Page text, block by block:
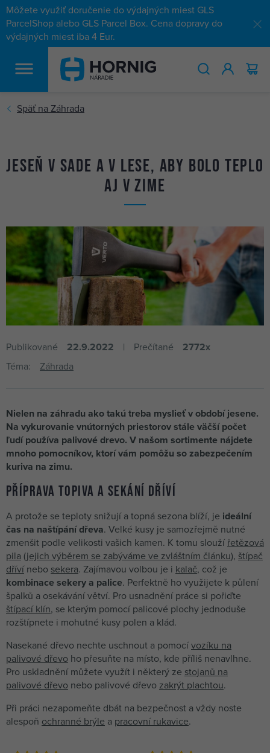
Môžete využiť doručenie do výdajných miest GLS
ParcelShop alebo GLS Parcel Box. Cena dopravy do
výdajných miest iba 4 Eur.
HĽADAŤ
Jeseň v sade a v lese, aby bolo teplo
aj v zime
Publikované 22.9.2022 Prečítané
2772x
Téma:
Záhrada
Nielen na záhradu ako takú treba myslieť v období jesene.
Na vykurovanie vnútorných priestorov stále väčší počet
ľudí používa palivové drevo. V našom sortimente nájdete
mnoho pomocníkov, ktorí vám pomôžu so zabezpečením
kuriva na zimu.
Příprava topiva a sekání dříví
A protože se teploty snižují a topná sezona blíží, je ideální
čas na naštípání dřeva. Velké kusy je samozřejmě nutné
zmenšit podle velikosti vašich kamen. K tomu slouží řetězová
pila (jejich výběrem se zabýváme ve zvláštním článku), štípač
dříví nebo sekera. Zajímavou volbou je i kalač, což je
kombinace sekery a palice. Perfektně ho využijete k půlení
špalků a osekávání větví. Pro usnadnění práce si pořiďte
štípací klín, se kterým pomocí palicové plochy jednoduše
rozštípnete i mohutné kusy polen a klád.
Nasekané dřevo nechte uschnout a pomocí vozíku na
palivové dřevo ho přesuňte na místo, kde příliš nenavlhne.
Pro uskladnění můžete využít i některý ze stojanů na
palivové dřevo nebo palivové dřevo zakrýt plachtou.
Při práci nezapomeňte dbát na bezpečnost a vždy noste
alespoň ochranné brýle a pracovní rukavice.